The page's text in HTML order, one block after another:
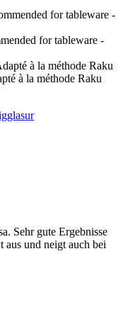
for tableware -
à la méthode Raku
Sehr gute Ergebnisse
aus und neigt auch bei